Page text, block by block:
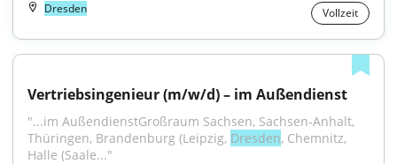
Dresden Vollzeit
Vertriebsingenieur (m/w/d) – im Außendienst
"...im AußendienstGroßraum Sachsen, Sachsen-Anhalt,
Thüringen, Brandenburg (Leipzig, Dresden, Chemnitz,
Halle (Saale..."